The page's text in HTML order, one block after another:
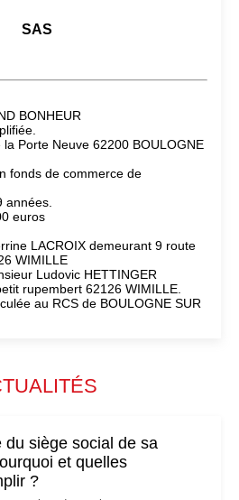
SAS
BONHEUR
Porte Neuve 62200 BOULOGNE
fonds de commerce de
années.
euros
LACROIX demeurant 9 route
WIMILLE
Ludovic HETTINGER
rupembert 62126 WIMILLE.
au RCS de BOULOGNE SUR
du siège social de sa
et quelles
?